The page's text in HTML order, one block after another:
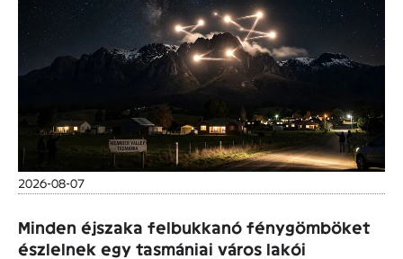
2026-08-07
Minden éjszaka felbukkanó fénygömböket
észlelnek egy tasmániai város lakói